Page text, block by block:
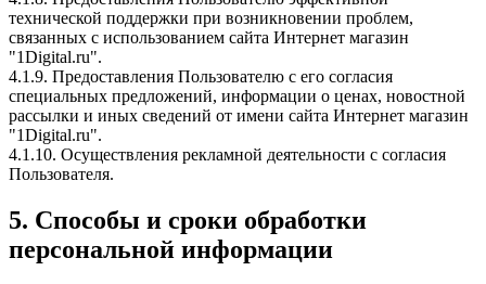
технической поддержки при возникновении проблем,
связанных с использованием сайта Интернет магазин
"1Digital.ru".
4.1.9. Предоставления Пользователю с его согласия
специальных предложений, информации о ценах, новостной
рассылки и иных сведений от имени сайта Интернет магазин
"1Digital.ru".
4.1.10. Осуществления рекламной деятельности с согласия
Пользователя.
5. Способы и сроки обработки
персональной информации